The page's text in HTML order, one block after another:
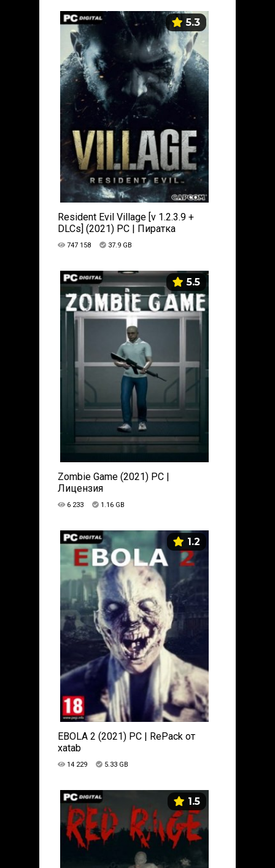
5.3
Resident Evil Village [v 1.2.3.9 +
DLCs] (2021) PC | Пиратка
747 158 37.9 GB
5.5
Zombie Game (2021) PC |
Лицензия
6 233 1.16 GB
1.2
EBOLA 2 (2021) PC | RePack от
xatab
14 229 5.33 GB
1.5